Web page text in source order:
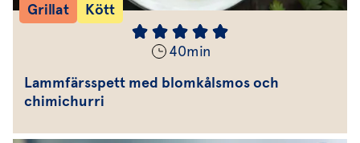
Grillat Kött
40min
Lammfärsspett med blomkålsmos och
chimichurri